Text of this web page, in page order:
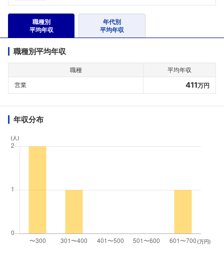
職種別
平均年収
年代別
平均年収
職種別平均年収
職種
平均年収
営業
411万円
年収分布
(人)
(万円)